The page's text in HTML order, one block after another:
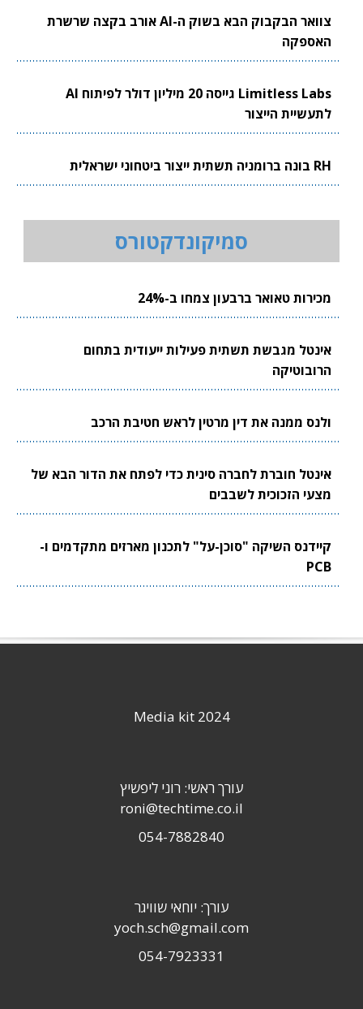
צוואר הבקבוק הבא בשוק ה-AI אורב בקצה שרשרת
האספקה
Limitless Labs גייסה 20 מיליון דולר לפיתוח AI
לתעשיית הייצור
RH בונה ברומניה תשתית ייצור ביטחוני ישראלית
סמיקונדקטורס
מכירות טאואר ברבעון צמחו ב-24%
אינטל מגבשת תשתית פעילות ייעודית בתחום
הרובוטיקה
ולנס ממנה את דין מרטין לראש חטיבת הרכב
אינטל חוברת לחברה סינית כדי לפתח את הדור הבא של
מצעי הזכוכית לשבבים
קיידנס השיקה "סוכן-על" לתכנון מארזים מתקדמים ו-
PCB
Media kit 2024
עורך ראשי: רוני ליפשיץ
roni@techtime.co.il
054-7882840
עורך: יוחאי שוויגר
yoch.sch@gmail.com
054-7923331